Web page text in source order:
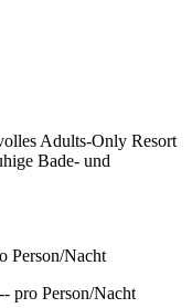
Adults-Only Resort
Bade- und
Person/Nacht
pro Person/Nacht